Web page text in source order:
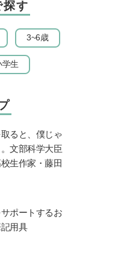
探す
3~6歳
学生
取ると、僕じゃ
文部科学大臣
生作家・藤田
ポートするお
用具